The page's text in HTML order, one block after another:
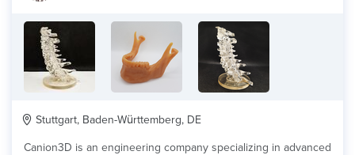
Stuttgart, Baden-Württemberg, DE
Canion3D is an engineering company specializing in advanced